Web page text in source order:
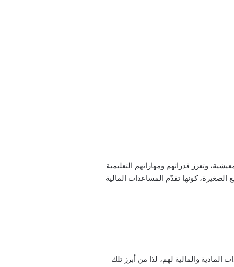
وتعزز قدراتهم ومهاراتهم التعليمية
الصغيرة، كونها تقدّم المساعدات المالية
والمالية لهم، لذا من أبرز تلك